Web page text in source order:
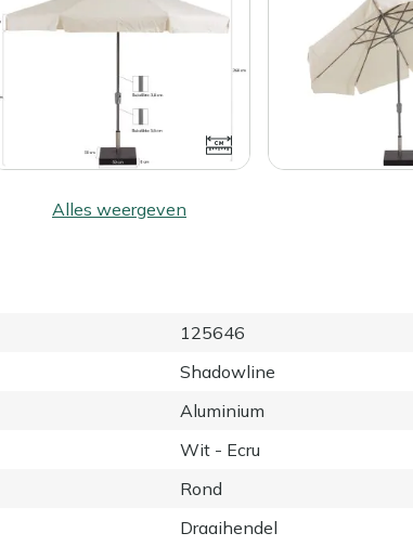
Alles weergeven
125646
Shadowline
Aluminium
Wit - Ecru
Rond
Draaihendel